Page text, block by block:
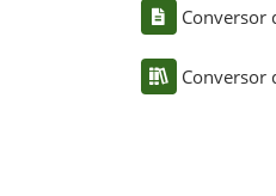
Conversor
Conversor